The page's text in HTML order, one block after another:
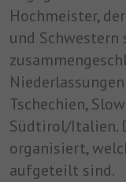
Hochmeister,
und Schwestern
Tschechien,
Südtirol/Italien.
organisiert,
aufgeteilt sind.